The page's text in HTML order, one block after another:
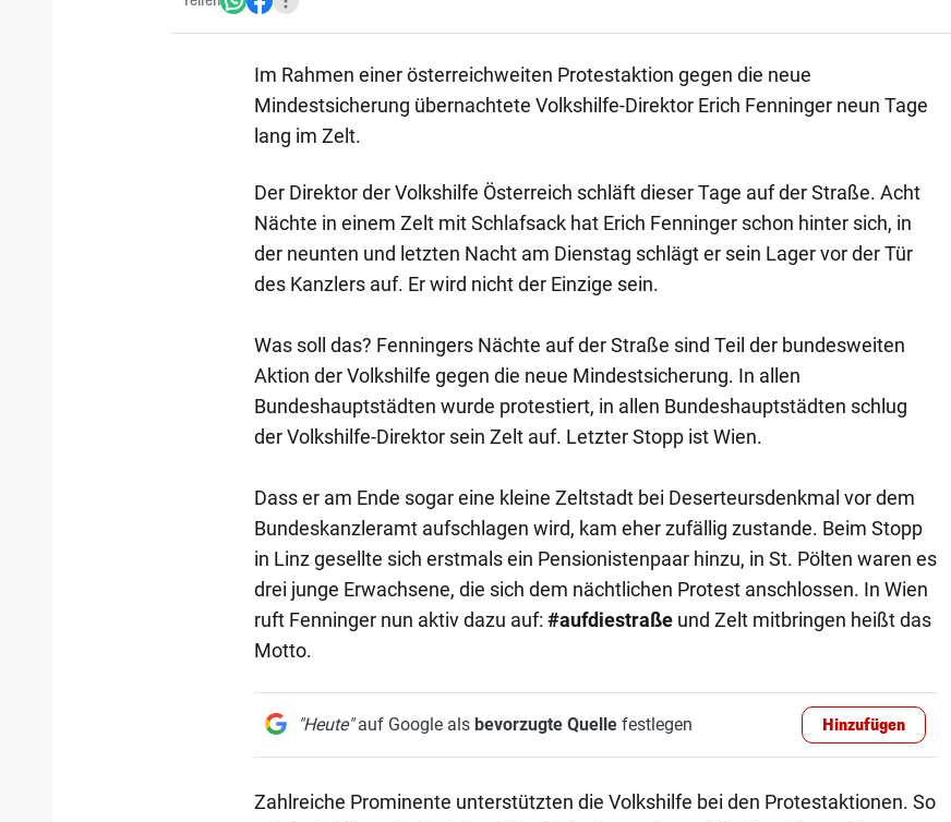
Im Rahmen einer österreichweiten Protestaktion gegen die neue
Mindestsicherung übernachtete Volkshilfe-Direktor Erich Fenninger neun Tage
lang im Zelt.
Der Direktor der Volkshilfe Österreich schläft dieser Tage auf der Straße. Acht
Nächte in einem Zelt mit Schlafsack hat Erich Fenninger schon hinter sich, in
der neunten und letzten Nacht am Dienstag schlägt er sein Lager vor der Tür
des Kanzlers auf. Er wird nicht der Einzige sein.
Was soll das? Fenningers Nächte auf der Straße sind Teil der bundesweiten
Aktion der Volkshilfe gegen die neue Mindestsicherung. In allen
Bundeshauptstädten wurde protestiert, in allen Bundeshauptstädten schlug
der Volkshilfe-Direktor sein Zelt auf. Letzter Stopp ist Wien.
Dass er am Ende sogar eine kleine Zeltstadt bei Deserteursdenkmal vor dem
Bundeskanzleramt aufschlagen wird, kam eher zufällig zustande. Beim Stopp
in Linz gesellte sich erstmals ein Pensionistenpaar hinzu, in St. Pölten waren es
drei junge Erwachsene, die sich dem nächtlichen Protest anschlossen. In Wien
ruft Fenninger nun aktiv dazu auf: #aufdiestraßeund Zelt mitbringen heißt das
Motto.
"Heute"auf Google als bevorzugte Quellefestlegen Hinzufügen
Zahlreiche Prominente unterstützten die Volkshilfe bei den Protestaktionen. So